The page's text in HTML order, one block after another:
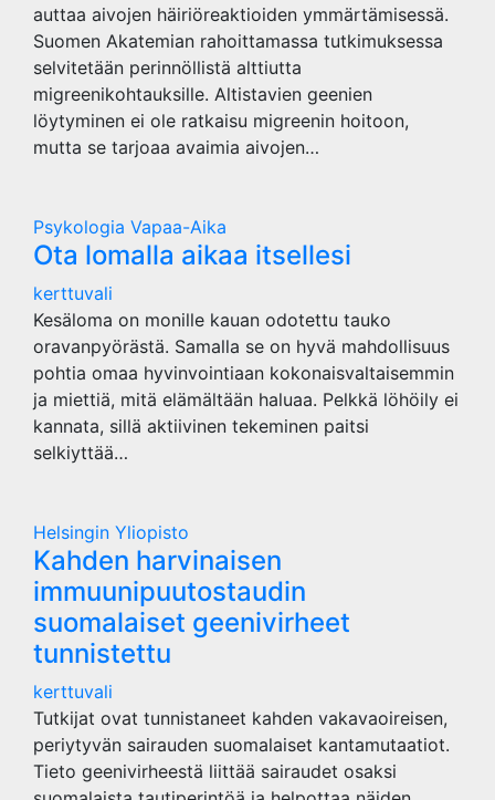
auttaa aivojen häiriöreaktioiden ymmärtämisessä.
Suomen Akatemian rahoittamassa tutkimuksessa
selvitetään perinnöllistä alttiutta
migreenikohtauksille. Altistavien geenien
löytyminen ei ole ratkaisu migreenin hoitoon,
mutta se tarjoaa avaimia aivojen…
Psykologia Vapaa-Aika
Ota lomalla aikaa itsellesi
kerttuvali
Kesäloma on monille kauan odotettu tauko
oravanpyörästä. Samalla se on hyvä mahdollisuus
pohtia omaa hyvinvointiaan kokonaisvaltaisemmin
ja miettiä, mitä elämältään haluaa. Pelkkä löhöily ei
kannata, sillä aktiivinen tekeminen paitsi
selkiyttää…
Helsingin Yliopisto
Kahden harvinaisen
immuunipuutostaudin
suomalaiset geenivirheet
tunnistettu
kerttuvali
Tutkijat ovat tunnistaneet kahden vakavaoireisen,
periytyvän sairauden suomalaiset kantamutaatiot.
Tieto geenivirheestä liittää sairaudet osaksi